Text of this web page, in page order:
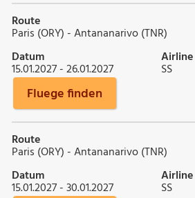
Route
Paris (ORY) - Antananarivo (TNR)
Datum
15.01.2027 - 26.01.2027
Airline
SS
Fluege finden
Route
Paris (ORY) - Antananarivo (TNR)
Datum
15.01.2027 - 30.01.2027
Airline
SS